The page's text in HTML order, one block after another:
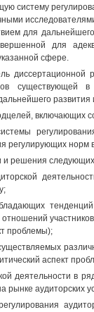
систему
для
для
сфере.
диссертационной
существующей в
включающих
регулирующих норм
и решения
проблемы);
аспект
деятельности в
аудиторских